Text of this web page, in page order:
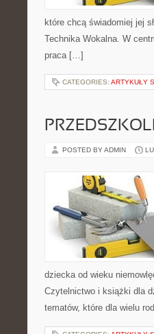
które chcą świadomiej jej
Technika Wokalna. W
praca […]
CATEGORIES: ARTYKUŁY
POSTED BY ADMIN
dziecka od wieku
Czytelnictwo i książki dla
tematów, które dla wielu